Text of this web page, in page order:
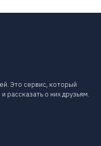
Это сервис, который
рассказать о них друзьям.